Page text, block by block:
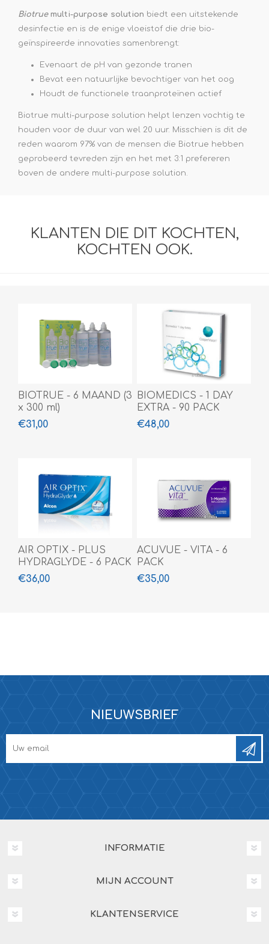
Biotruemulti-purpose solution biedt een uitstekende
desinfectie en is de enige vloeistof die drie bio-
geïnspireerde innovaties samenbrengt:
Evenaart de pH van gezonde tranen
Bevat een natuurlijke bevochtiger van het oog
Houdt de functionele traanproteïnen actief
Biotrue multi-purpose solution helpt lenzen vochtig te
houden voor de duur van wel 20 uur. Misschien is dit de
reden waarom 97% van de mensen die Biotrue hebben
geprobeerd tevreden zijn en het met 3:1 prefereren
boven de andere multi-purpose solution.
KLANTEN DIE DIT KOCHTEN,
KOCHTEN OOK.
BIOTRUE - 6 MAAND (3
x 300 ml)
€31,00
BIOMEDICS - 1 DAY
EXTRA - 90 PACK
€48,00
AIR OPTIX - PLUS
HYDRAGLYDE - 6 PACK
€36,00
ACUVUE - VITA - 6
PACK
€35,00
NIEUWSBRIEF
INFORMATIE
MIJN ACCOUNT
KLANTENSERVICE